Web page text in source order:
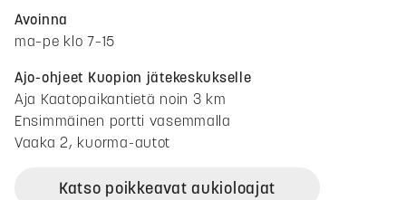
Avoinna
ma–pe klo 7–15
Ajo-ohjeet Kuopion jätekeskukselle
Aja Kaatopaikantietä noin 3 km
Ensimmäinen portti vasemmalla
Vaaka 2, kuorma-autot
Katso poikkeavat aukioloajat